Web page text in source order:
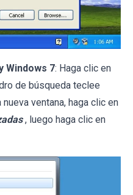
Windows 7: Haga clic en
de búsqueda teclee
nueva ventana, haga clic en
, luego haga clic en